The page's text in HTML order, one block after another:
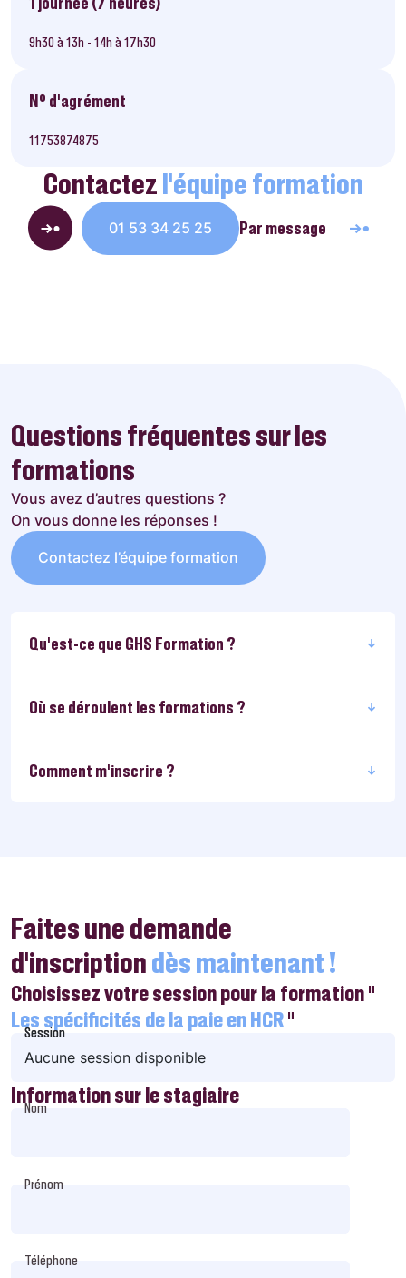
9h30 à 13h - 14h à 17h30
N° d’agrément
11753874875
Contactezl’équipe formation
01 53 34 25 25 Par message
Questions fréquentes sur les
formations
Vous avez d’autres questions ?
On vous donne les réponses !
Contactez l’équipe formation
Qu'est-ce que GHS Formation ?
Où se déroulent les formations ?
Comment m’inscrire ?
Faites une demande
d’inscriptiondès maintenant !
Choisissez votre session pour la formation "
Les spécificités de la paie en HCR"
Session
Session
Aucune session disponible
Information sur le stagiaire
Nom
Prénom
Téléphone